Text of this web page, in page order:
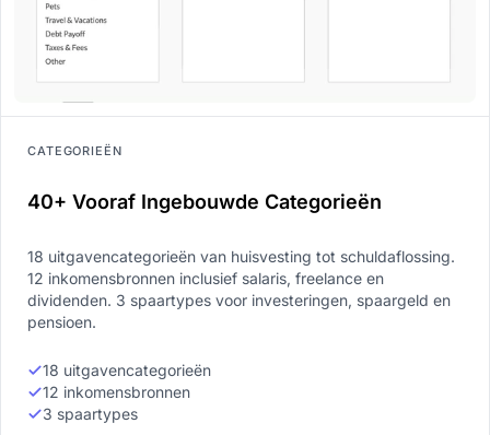
CATEGORIEËN
40+ Vooraf Ingebouwde Categorieën
18 uitgavencategorieën van huisvesting tot schuldaflossing.
12 inkomensbronnen inclusief salaris, freelance en
dividenden. 3 spaartypes voor investeringen, spaargeld en
pensioen.
18 uitgavencategorieën
12 inkomensbronnen
3 spaartypes